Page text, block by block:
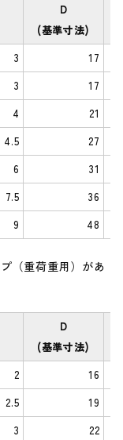
D
(基準寸法)
3
17
3
17
4
21
4.5
27
6
31
7.5
36
9 48
（重荷重用）があ
D
(基準寸法)
2
16
2.5
19
3 22